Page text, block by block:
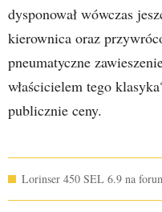
dysponował wówczas
kierownica oraz
pneumatyczne
właścicielem tego
publicznie ceny.
Lorinser 450 SEL 6.9 na